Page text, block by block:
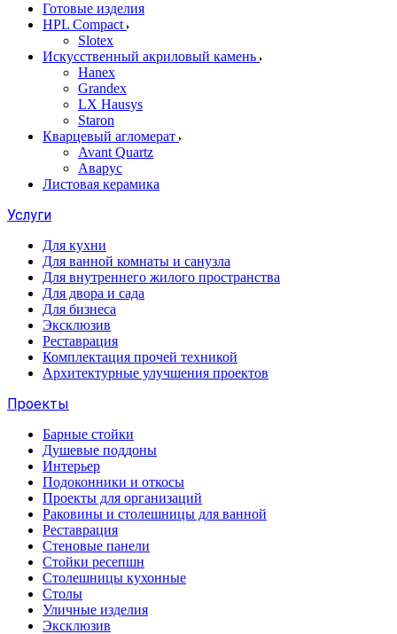
Готовые изделия
HPL Compact
Slotex
Искусственный акриловый камень
Hanex
Grandex
LX Hausys
Staron
Кварцевый агломерат
Avant Quartz
Аварус
Листовая керамика
Услуги
Для кухни
Для ванной комнаты и санузла
Для внутреннего жилого пространства
Для двора и сада
Для бизнеса
Эксклюзив
Реставрация
Комплектация прочей техникой
Архитектурные улучшения проектов
Проекты
Барные стойки
Душевые поддоны
Интерьер
Подоконники и откосы
Проекты для организаций
Раковины и столешницы для ванной
Реставрация
Стеновые панели
Стойки ресепшн
Столешницы кухонные
Столы
Уличные изделия
Эксклюзив